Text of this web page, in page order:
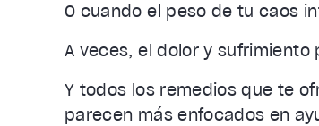
O cuando el peso de tu caos
A veces, el dolor y sufrimiento
Y todos los remedios que te
parecen más enfocados en